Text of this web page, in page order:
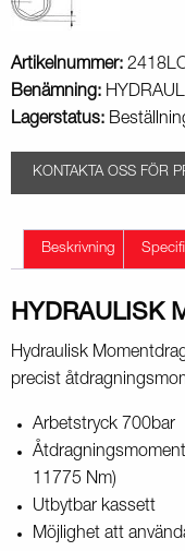
Artikelnummer:
Benämning:
Lagerstatus:
KONTAKTA OSS FÖR
Beskrivning
HYDRAULISK
Hydraulisk
precist
Arbetstryck 700bar
11775 Nm)
Utbytbar kassett
Möjlighet att